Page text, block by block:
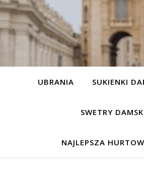
UBRANIA SUKIENKI
SWETRY
NAJLEPSZA